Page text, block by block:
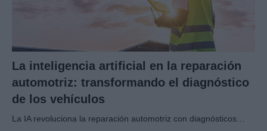
La inteligencia artificial en la reparación
automotriz: transformando el diagnóstico
de los vehículos
La IA revoluciona la reparación automotriz con diagnósticos…